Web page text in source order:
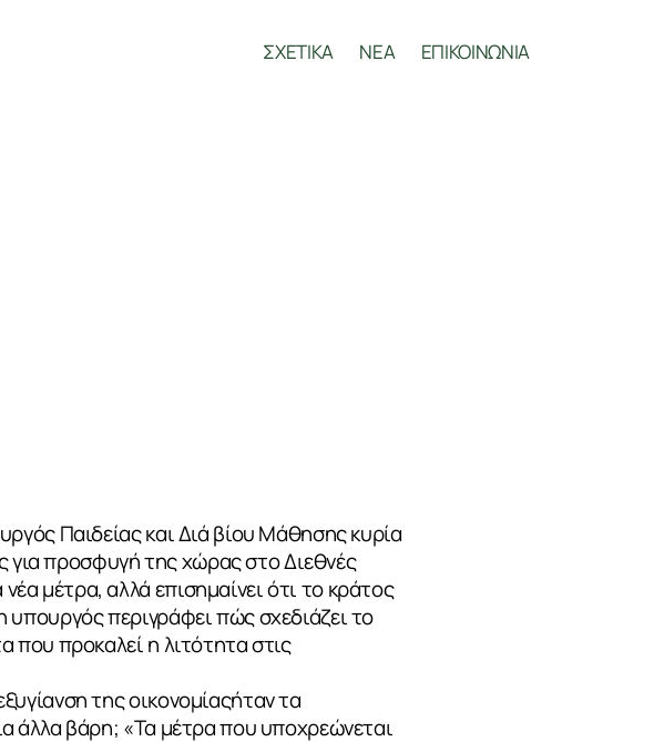
ΣΧΕΤΙΚΑ ΝΕΑ ΕΠΙΚΟΙΝΩΝΙΑ
Παιδείας και Διά βίου Μάθησης κυρία
για προσφυγή της χώρας στο Διεθνές
μέτρα, αλλά επισημαίνει ότι το κράτος
υπουργός περιγράφει πώς σχεδιάζει το
που προκαλεί η λιτότητα στις
της οικονομίαςήταν τα
άλλα βάρη; «Τα μέτρα που υποχρεώνεται